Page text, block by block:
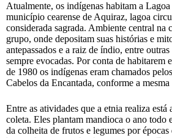
Atualmente, os indígenas habitam a
município cearense de Aquiraz, lagoa
considerada sagrada. Ambiente central na
grupo, onde depositam suas histórias e
antepassados e a raiz de índio, entre outras
sempre evocadas. Por conta de habitarem
de 1980 os indígenas eram chamados
Cabelos da Encantada, conforme a
Entre as atividades que a etnia realiza está
coleta. Eles plantam mandioca o ano todo
da colheita de frutos e legumes por